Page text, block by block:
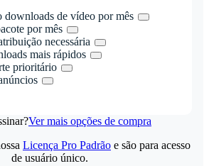
downloads de vídeo por mês
por mês
necessária
mais rápidos
prioritário
Ver mais opções de compra
Licença Pro Padrão e são para acesso
de usuário único.